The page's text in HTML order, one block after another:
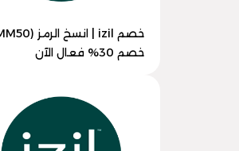
خصم 30% فعال الآن